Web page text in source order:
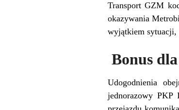
Transport GZM
okazywania
wyjątkiem sytuacji,
Bonus
Udogodnienia
jednorazowy